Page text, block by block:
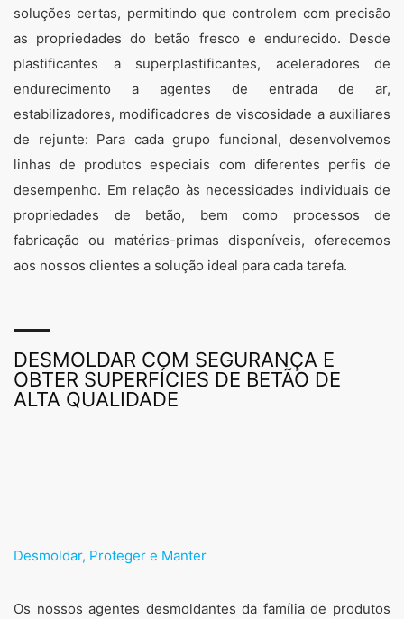
soluções certas, permitindo que controlem com precisão
as propriedades do betão fresco e endurecido. Desde
plastificantes a superplastificantes, aceleradores de
endurecimento a agentes de entrada de ar,
estabilizadores, modificadores de viscosidade a auxiliares
de rejunte: Para cada grupo funcional, desenvolvemos
linhas de produtos especiais com diferentes perfis de
desempenho. Em relação às necessidades individuais de
propriedades de betão, bem como processos de
fabricação ou matérias-primas disponíveis, oferecemos
aos nossos clientes a solução ideal para cada tarefa.
DESMOLDAR COM SEGURANÇA E
OBTER SUPERFÍCIES DE BETÃO DE
ALTA QUALIDADE
Desmoldar, Proteger e Manter
Os nossos agentes desmoldantes da família de produtos